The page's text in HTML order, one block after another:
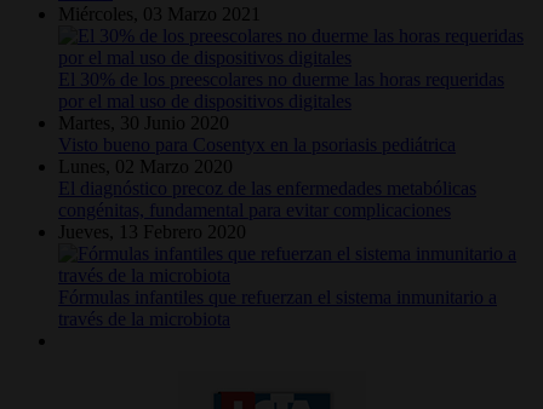
Miércoles, 03 Marzo 2021
El 30% de los preescolares no duerme las horas requeridas
por el mal uso de dispositivos digitales
Martes, 30 Junio 2020
Visto bueno para Cosentyx en la psoriasis pediátrica
Lunes, 02 Marzo 2020
El diagnóstico precoz de las enfermedades metabólicas
congénitas, fundamental para evitar complicaciones
Jueves, 13 Febrero 2020
Fórmulas infantiles que refuerzan el sistema inmunitario a
través de la microbiota